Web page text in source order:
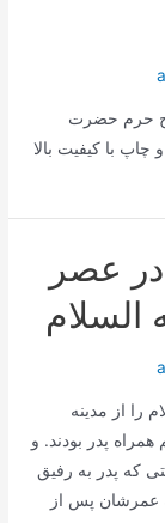
حرم حضرت
با کیفیت بالا
عصر
را از مدینه
علیه السّلام هم همراه پدر بودند. و
كه پدر به رفیق
عمرشان پس از